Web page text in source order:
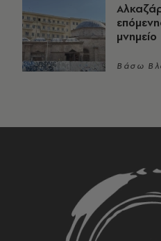
μνημείο
Βάσω